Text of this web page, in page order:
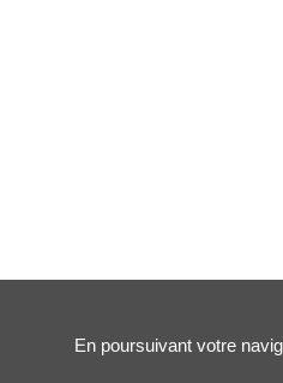
En poursuivant votre